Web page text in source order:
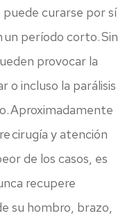
puede curarse por sí
un período corto. Sin
provocar la
o incluso la parálisis
Aproximadamente
cirugía y atención
de los casos, es
recupere
su hombro, brazo,